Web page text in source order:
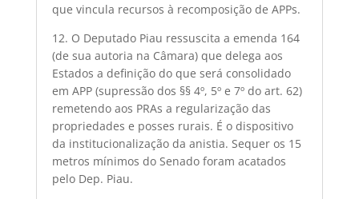
que vincula recursos à recomposição de APPs.
12. O Deputado Piau ressuscita a emenda 164
(de sua autoria na Câmara) que delega aos
Estados a definição do que será consolidado
em APP (supressão dos §§ 4º, 5º e 7º do art. 62)
remetendo aos PRAs a regularização das
propriedades e posses rurais. É o dispositivo
da institucionalização da anistia. Sequer os 15
metros mínimos do Senado foram acatados
pelo Dep. Piau.